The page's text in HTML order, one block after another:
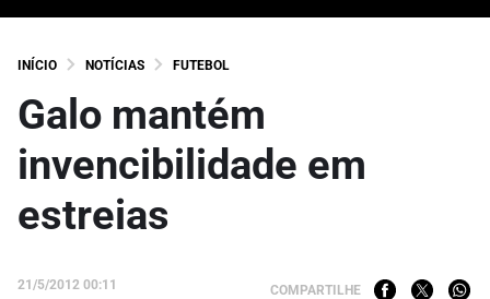
INÍCIO NOTÍCIAS FUTEBOL
Galo mantém
invencibilidade em
estreias
21/5/2012 00:11 COMPARTILHE